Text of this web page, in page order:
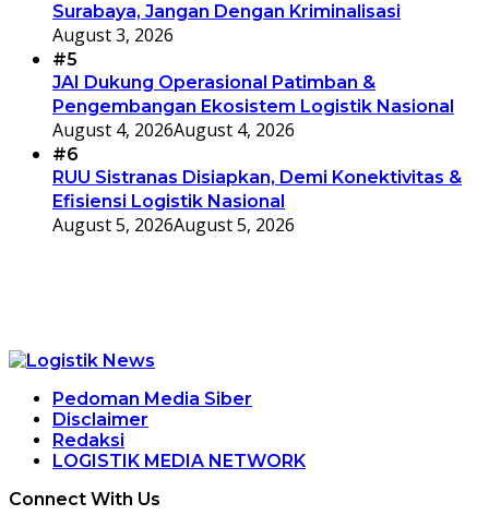
Surabaya, Jangan Dengan Kriminalisasi
August 3, 2026
#5
JAI Dukung Operasional Patimban &
Pengembangan Ekosistem Logistik Nasional
August 4, 2026August 4, 2026
#6
RUU Sistranas Disiapkan, Demi Konektivitas &
Efisiensi Logistik Nasional
August 5, 2026August 5, 2026
Pedoman Media Siber
Disclaimer
Redaksi
LOGISTIK MEDIA NETWORK
Connect With Us